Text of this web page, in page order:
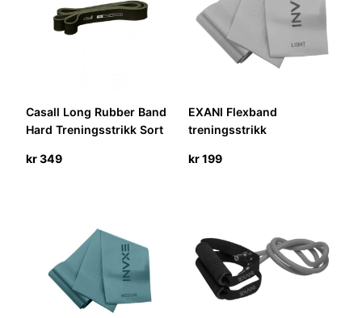
Casall Long Rubber Band
Hard Treningsstrikk Sort
kr349
EXANI Flexband
treningsstrikk
kr199